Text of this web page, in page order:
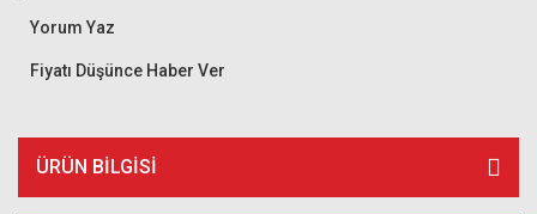
Yorum Yaz
Fiyatı Düşünce Haber Ver
ÜRÜN BILGISI